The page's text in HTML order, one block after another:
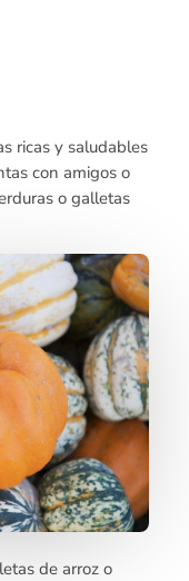
ricas y saludables
con amigos o
o galletas
de arroz o